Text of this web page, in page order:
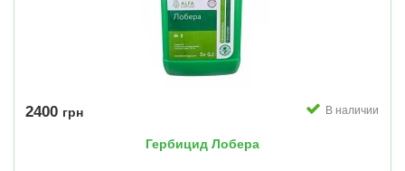
2400 грн В наличии
Гербицид Лобера